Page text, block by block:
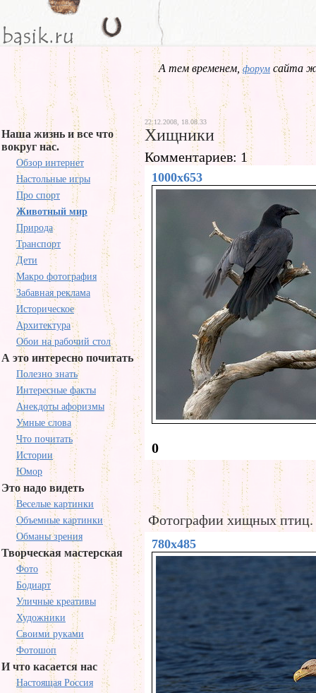
А тем временем,форум сайта
Наша жизнь и все что
вокруг нас.
Обзор интернет
Настольные игры
Про спорт
Животный мир
Природа
Транспорт
Дети
Макро фотография
Забавная реклама
Историческое
Архитектура
Обои на рабочий стол
А это интересно почитать
Полезно знать
Интересные факты
Анекдоты афоризмы
Умные слова
Что почитать
Истории
Юмор
Это надо видеть
Веселые картинки
Объемные картинки
Обманы зрения
Творческая мастерская
Фото
Бодиарт
Уличные креативы
Художники
Своими руками
Фотошоп
И что касается нас
Настоящая Россия
22.12.2008, 18.08.33
Хищники
Комментариев: 1
1000x653
0
Фотографии хищных птиц.
780x485